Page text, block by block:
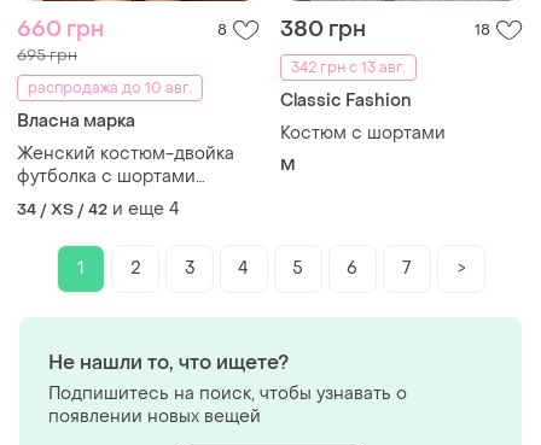
660 грн 8
695 грн
распродажа до 10 авг.
Власна марка
Женский костюм-двойка
футболка с шортами
горчичный
34 / XS / 42 и еще 4
380 грн
18
342 грн с 13 авг.
Classic Fashion
Костюм с шортами
M
1 2 3 4 5 6 7 >
Не нашли то, что ищете?
Подпишитесь на поиск, чтобы узнавать о
появлении новых вещей